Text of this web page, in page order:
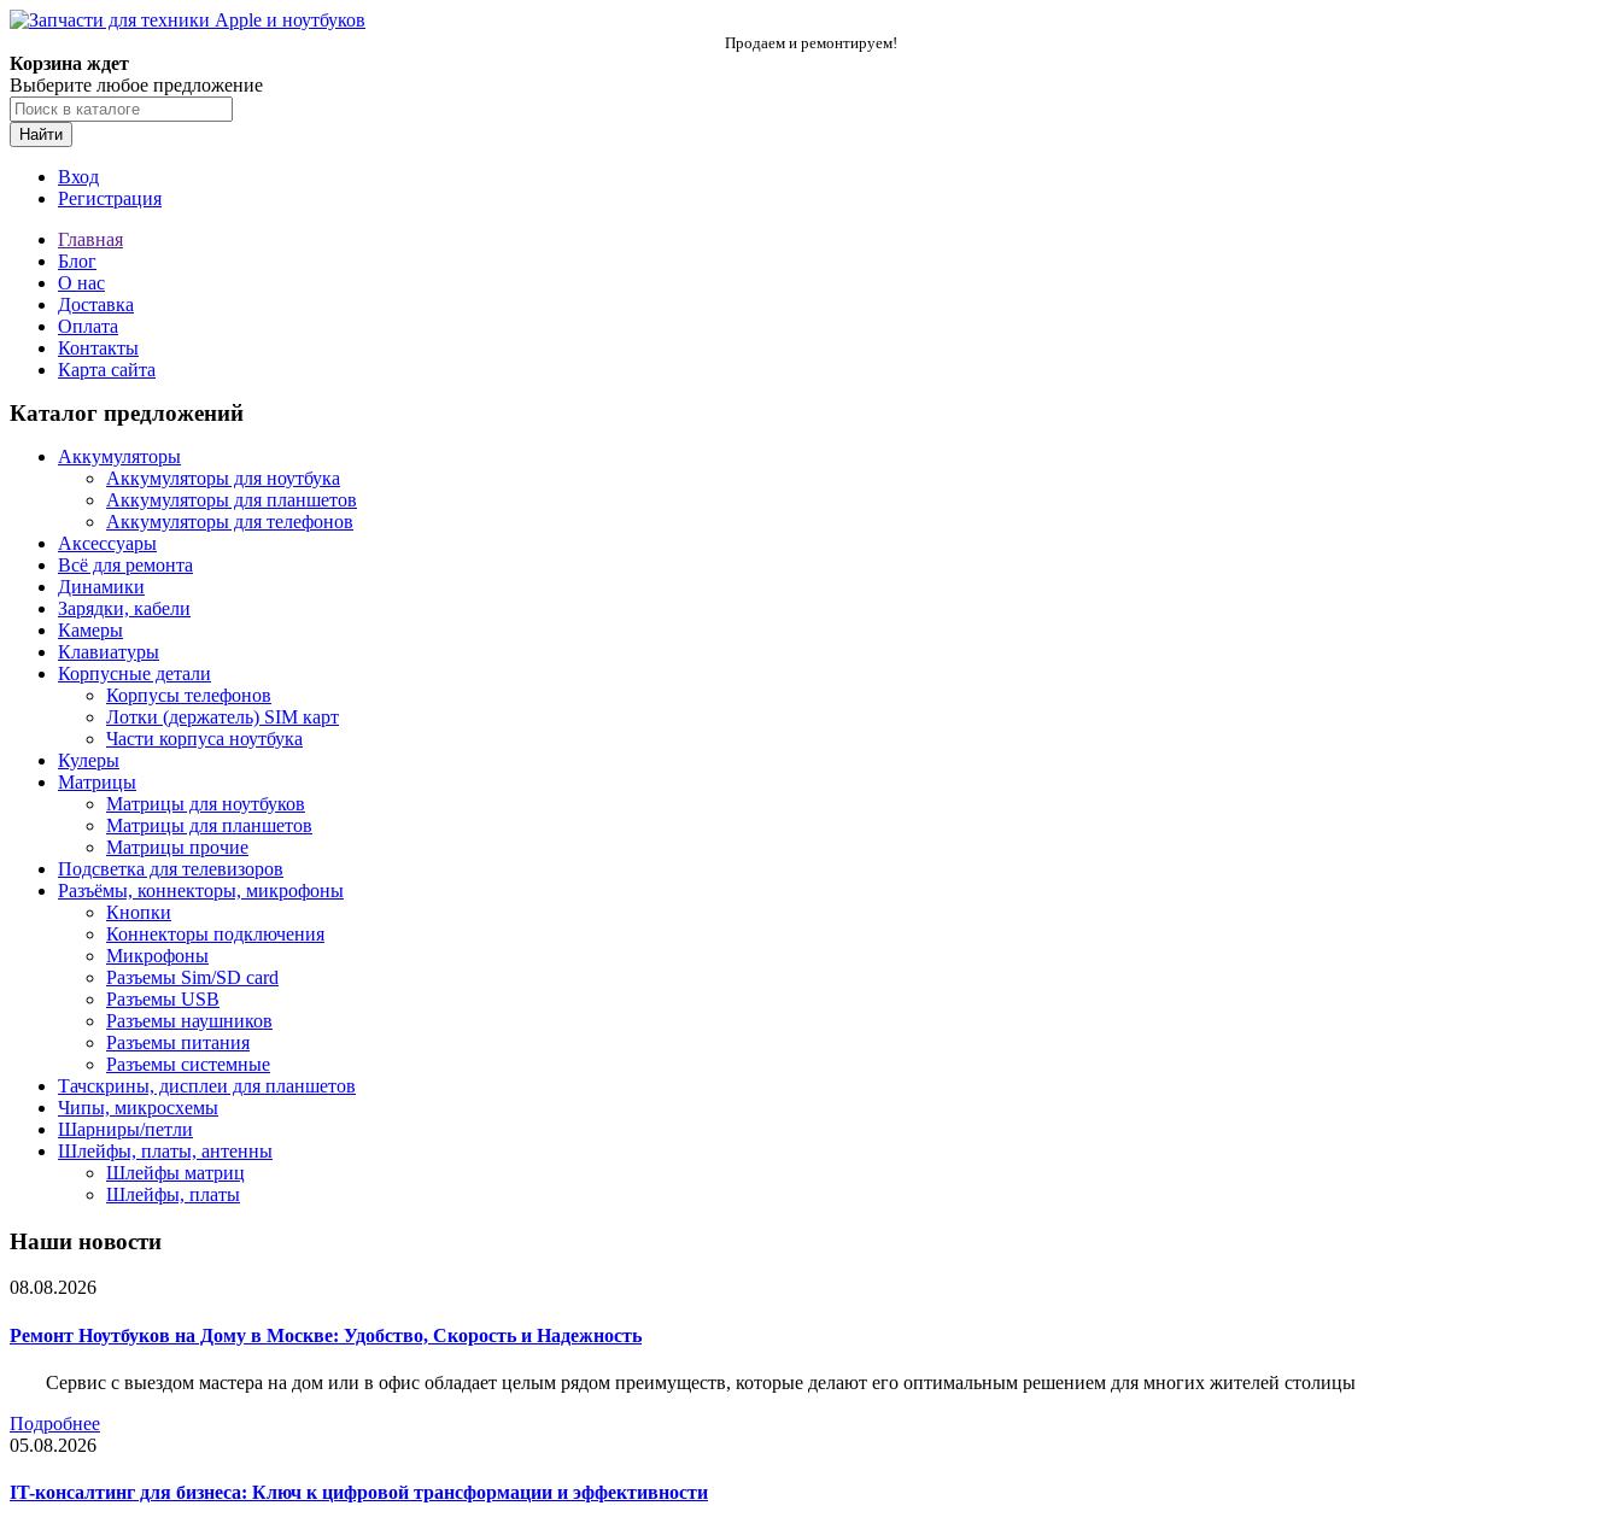
Продаем и ремонтируем!
Корзина ждет
Выберите любое предложение
Найти
Вход
Регистрация
Главная
Блог
О нас
Доставка
Оплата
Контакты
Карта сайта
Каталог предложений
Аккумуляторы
Аккумуляторы для ноутбука
Аккумуляторы для планшетов
Аккумуляторы для телефонов
Аксессуары
Всё для ремонта
Динамики
Зарядки, кабели
Камеры
Клавиатуры
Корпусные детали
Корпусы телефонов
Лотки (держатель) SIM карт
Части корпуса ноутбука
Кулеры
Матрицы
Матрицы для ноутбуков
Матрицы для планшетов
Матрицы прочие
Подсветка для телевизоров
Разъёмы, коннекторы, микрофоны
Кнопки
Коннекторы подключения
Микрофоны
Разъемы Sim/SD card
Разъемы USB
Разъемы наушников
Разъемы питания
Разъемы системные
Тачскрины, дисплеи для планшетов
Чипы, микросхемы
Шарниры/петли
Шлейфы, платы, антенны
Шлейфы матриц
Шлейфы, платы
Наши новости
08.08.2026
Ремонт Ноутбуков на Дому в Москве: Удобство, Скорость и Надежность
Сервис с выездом мастера на дом или в офис обладает целым рядом преимуществ, которые делают его оптимальным решением для многих жителей столицы
Подробнее
05.08.2026
IT-консалтинг для бизнеса: Ключ к цифровой трансформации и эффективности